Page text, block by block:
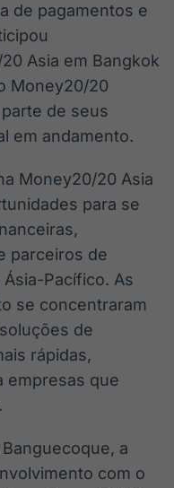
de pagamentos e
Asia em Bangkok
Money20/20
de seus
em andamento.
Money20/20 Asia
para se
parceiros de
Pacífico. As
se concentraram
de
rápidas,
empresas que
a
com o